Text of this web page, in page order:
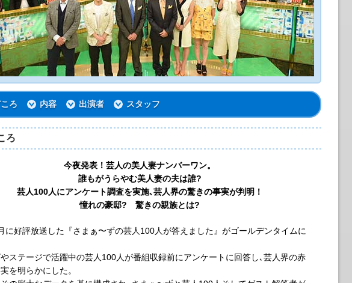
ろ 内容 出演者 スタッフ
ろ
今夜発表！芸人の美人妻ナンバーワン。
誰もがうらやむ美人妻の夫は誰?
芸人100人にアンケート調査を実施､芸人界の驚きの事実が判明！
憧れの豪邸? 驚きの親族とは?
好評放送した『さまぁ〜ずの芸人100人が答えました』がゴールデンタイムに
ステージで活躍中の芸人100人が番組収録前にアンケートに回答し､芸人界の赤
を明らかにした。